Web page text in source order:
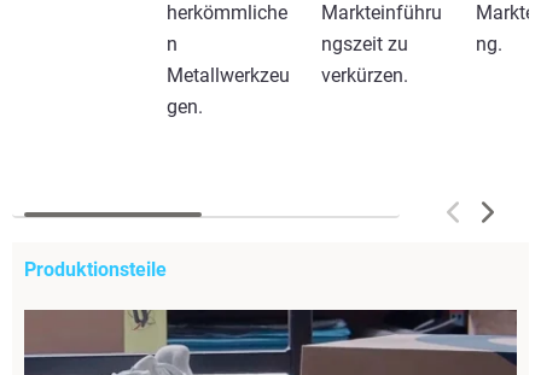
herkömmliche
n
Metallwerkzeu
gen.
Markteinführu
ngszeit zu
verkürzen.
ng.
Produktionsteile